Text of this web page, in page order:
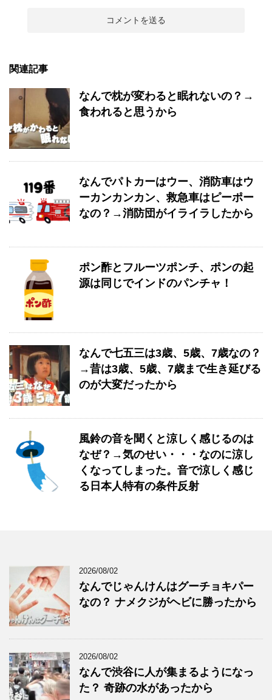
関連記事
なんで枕が変わると眠れないの？→
食われると思うから
なんでパトカーはウー、消防車はウ
ーカンカンカン、救急車はピーポー
なの？→消防団がイライラしたから
ポン酢とフルーツポンチ、ポンの起
源は同じでインドのパンチャ！
なんで七五三は3歳、5歳、7歳なの？
→昔は3歳、5歳、7歳まで生き延びる
のが大変だったから
風鈴の音を聞くと涼しく感じるのは
なぜ？→気のせい・・・なのに涼し
くなってしまった。音で涼しく感じ
る日本人特有の条件反射
2026/08/02
なんでじゃんけんはグーチョキパー
なの？ ナメクジがヘビに勝ったから
2026/08/02
なんで渋谷に人が集まるようになっ
た？ 奇跡の水があったから